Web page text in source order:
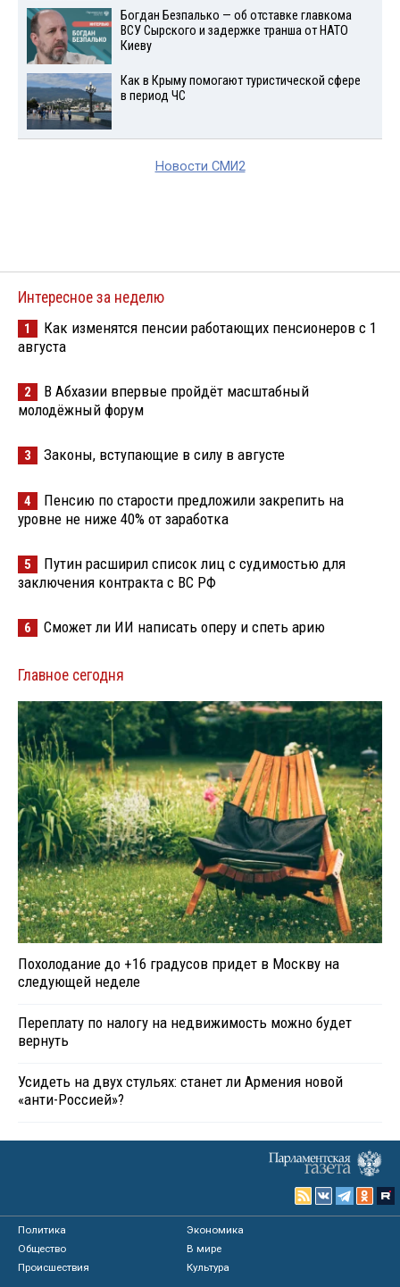
Богдан Безпалько — об отставке главкома
ВСУ Сырского и задержке транша от НАТО
Киеву
Как в Крыму помогают туристической сфере
в период ЧС
Новости СМИ2
Интересное за неделю
1
Как изменятся пенсии работающих пенсионеров с 1
августа
2
В Абхазии впервые пройдёт масштабный
молодёжный форум
3 Законы, вступающие в силу в августе
4
Пенсию по старости предложили закрепить на
уровне не ниже 40% от заработка
5
Путин расширил список лиц с судимостью для
заключения контракта с ВС РФ
6 Сможет ли ИИ написать оперу и спеть арию
Главное сегодня
Похолодание до +16 градусов придет в Москву на
следующей неделе
Переплату по налогу на недвижимость можно будет
вернуть
Усидеть на двух стульях: станет ли Армения новой
«анти-Россией»?
Политика
Экономика
Общество
В мире
Происшествия
Культура